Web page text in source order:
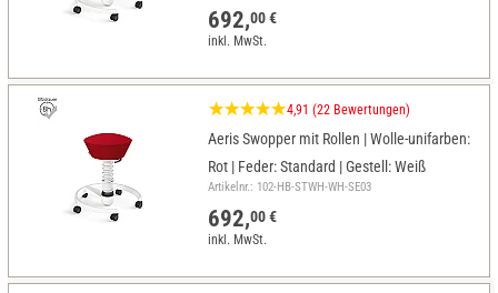
692,00 €
inkl. MwSt.
4,91 (22 Bewertungen)
Aeris Swopper mit Rollen | Wolle-unifarben:
Rot | Feder: Standard | Gestell: Weiß
Artikelnr.: 102-HB-STWH-WH-SE03
692,00 €
inkl. MwSt.